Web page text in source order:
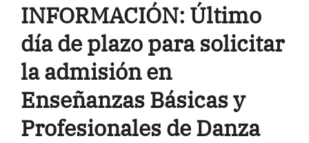
INFORMACIÓN: Último
día de plazo para solicitar
la admisión en
Enseñanzas Básicas y
Profesionales de Danza